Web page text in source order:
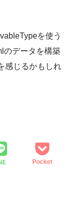
を使う
のデータを構築
感じるかもしれ
Pocket